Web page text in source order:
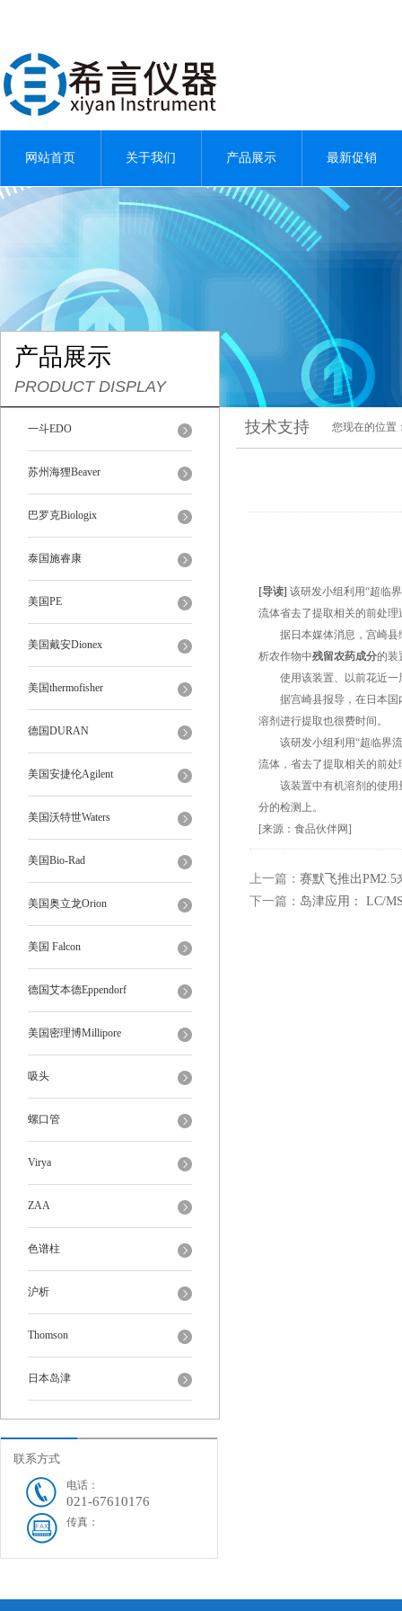
网站首页 关于我们 产品展示 最新促销
产品展示
PRODUCT DISPLAY
一斗EDO
苏州海狸Beaver
巴罗克Biologix
泰国施睿康
美国PE
美国戴安Dionex
美国thermofisher
德国DURAN
美国安捷伦Agilent
美国沃特世Waters
美国Bio-Rad
美国奥立龙Orion
美国 Falcon
德国艾本德Eppendorf
美国密理博Millipore
吸头
螺口管
Virya
ZAA
色谱柱
沪析
Thomson
日本岛津
联系方式
电话：
021-67610176
传真：
技术支持 您现在的位置
[导读] 该研发小组利用“超临
流体省去了提取相关的前处
据日本媒体消息，宫崎县
析农作物中残留农药成分的装
使用该装置、以前花近一
据宫崎县报导，在日本国内
溶剂进行提取也很费时间。
该研发小组利用“超临界流
流体，省去了提取相关的前
该装置中有机溶剂的使用
分的检测上。
[来源：食品伙伴网]
上一篇： 赛默飞推出
下一篇： 岛津应用： LC/